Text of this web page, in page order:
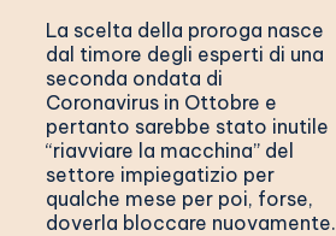
La scelta della proroga nasce
dal timore degli esperti di una
seconda ondata di
Coronavirus in Ottobre e
pertanto sarebbe stato inutile
“riavviare la macchina” del
settore impiegatizio per
qualche mese per poi, forse,
doverla bloccare nuovamente.